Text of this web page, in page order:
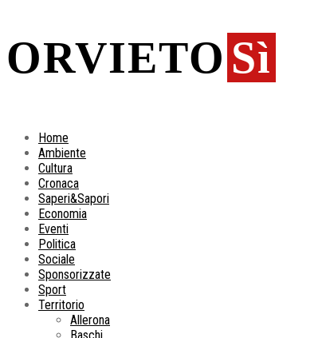
ORVIETO Sì
Home
Ambiente
Cultura
Cronaca
Saperi&Sapori
Economia
Eventi
Politica
Sociale
Sponsorizzate
Sport
Territorio
Allerona